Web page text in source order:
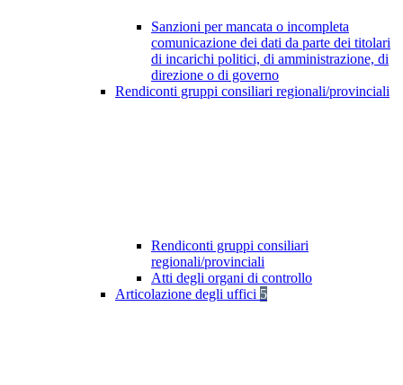
Sanzioni per mancata o incompleta
comunicazione dei dati da parte dei titolari
di incarichi politici, di amministrazione, di
direzione o di governo
Rendiconti gruppi consiliari regionali/provinciali
Rendiconti gruppi consiliari
regionali/provinciali
Atti degli organi di controllo
Articolazione degli uffici 5